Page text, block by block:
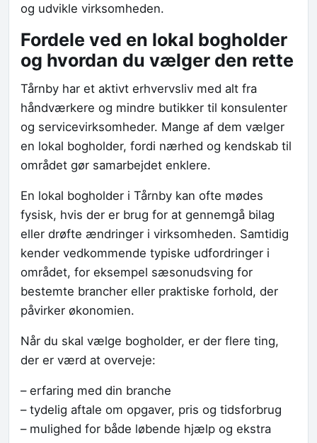
og udvikle virksomheden.
Fordele ved en lokal bogholder
og hvordan du vælger den rette
Tårnby har et aktivt erhvervsliv med alt fra
håndværkere og mindre butikker til konsulenter
og servicevirksomheder. Mange af dem vælger
en lokal bogholder, fordi nærhed og kendskab til
området gør samarbejdet enklere.
En lokal bogholder i Tårnby kan ofte mødes
fysisk, hvis der er brug for at gennemgå bilag
eller drøfte ændringer i virksomheden. Samtidig
kender vedkommende typiske udfordringer i
området, for eksempel sæsonudsving for
bestemte brancher eller praktiske forhold, der
påvirker økonomien.
Når du skal vælge bogholder, er der flere ting,
der er værd at overveje:
– erfaring med din branche
– tydelig aftale om opgaver, pris og tidsforbrug
– mulighed for både løbende hjælp og ekstra